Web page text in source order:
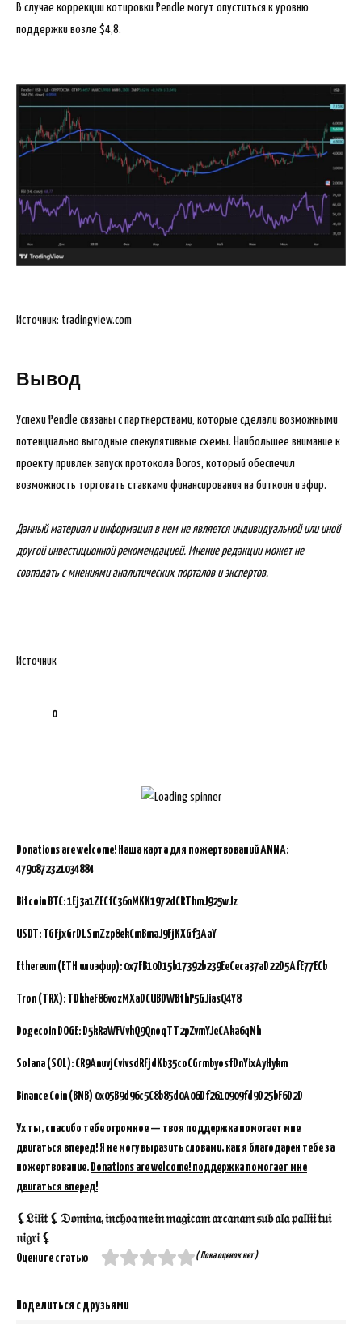
В случае коррекции котировки Pendle могут опуститься к уровню
поддержки возле $4,8.
Источник: tradingview.com
Вывод
Успехи Pendle связаны с партнерствами, которые сделали возможными
потенциально выгодные спекулятивные схемы. Наибольшее внимание к
проекту привлек запуск протокола Boros, который обеспечил
возможность торговать ставками финансирования на биткоин и эфир.
Данный материал и информация в нем не является индивидуальной или иной
другой инвестиционной рекомендацией. Мнение редакции может не
совпадать с мнениями аналитических порталов и экспертов.
Источник
0
Donations are welcome! Наша карта для пожертвований ANNA:
4790872321034884
Bitcoin BTC:1Ej3a1ZECfC36nMKK1972dCRThmJ925wJz
USDT: TGFjxGrDLSmZzp8ekCmBmaJ9FjKXGf3AaY
Ethereum (ETH или эфир): 0x7FB10D15b17392b239EeCeca37aD22D5AfE77ECb
Tron (TRX): TDkheF86vozMXaDCUBDWBthP5GJiasQ4Y8
Dogecoin DOGE: D5kRaWFVvhQ9QnoqTT2pZvmYJeCAka6qNh
Solana (SOL): CR9AnuvjCvivsdRFjdKb35coCGrmbyosfDnYixAyHykm
Binance Coin (BNB) 0x05B9d96c5C8b85d0A06Df2610909fd9D25bF6D2D
Ух ты, спасибо тебе огромное — твоя поддержка помогает мне
двигаться вперед! Я не могу выразить словами, как я благодарен тебе за
пожертвование. Donations are welcome! поддержка помогает мне
двигаться вперед!
⚸𝔏𝔦𝔩𝔦𝔱 ⚸ 𝔇𝔬𝔪𝔦𝔫𝔞, 𝔦𝔫𝔠𝔥𝔬𝔞 𝔪𝔢 𝔦𝔫 𝔪𝔞𝔤𝔦𝔠𝔞𝔪 𝔞𝔯𝔠𝔞𝔫𝔞𝔪 𝔰𝔲𝔟 𝔞𝔩𝔞 𝔭𝔞𝔩𝔩𝔦𝔦 𝔱𝔲𝔦
𝔫𝔦𝔤𝔯𝔦 ⚸
Оцените статью
( Пока оценок нет )
Поделиться с друзьями